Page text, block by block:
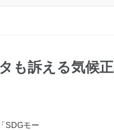
も訴える気候
SDGモー